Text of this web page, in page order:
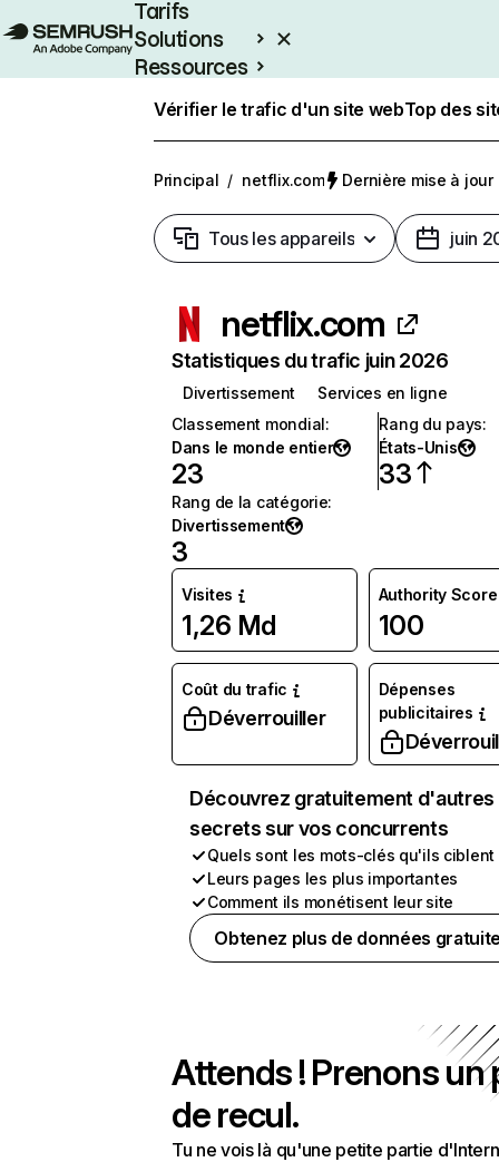
Tarifs
Solutions
Ressources
Vérifier le trafic d'un site webTop des
Principal / netflix.com Dernière mise à jour
Tous les appareils juin
netflix.com
Statistiques du trafic juin 2026
Divertissement
Services en ligne
Classement mondial:
Dans le monde entier
23
Rang du pays:
États-Unis
33
Rang de la catégorie:
Divertissement
3
Visites
1,26 Md
Authority Score
100
Coût du trafic
Déverrouiller
Dépenses
publicitaires
Découvrez gratuitement d'autres
secrets sur vos concurrents
Quels sont les mots-clés qu'ils ciblent
Leurs pages les plus importantes
Comment ils monétisent leur site
Obtenez plus de données
Attends ! Prenons un
de recul.
Tu ne vois là qu'une petite partie